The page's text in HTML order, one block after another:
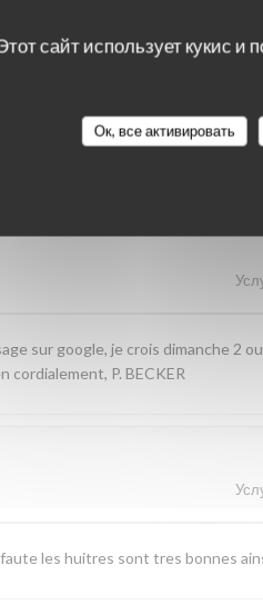
сайт использует кукис и
Ок, все активировать
Оценки наших
sur google, je crois dimanche 2
cordialement, P. BECKER
les huitres sont tres bonnes